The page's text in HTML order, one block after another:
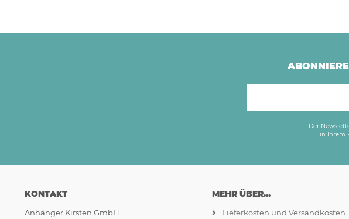
Der
in Ihrem
KONTAKT
Anhänger Kirsten GmbH
MEHR ÜBER...
Lieferkosten und Versandkosten